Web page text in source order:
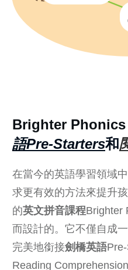
Brighter Phonics
語Pre-Starters和
在當今的英語學習領域
求更有效的方法來提升
的英文拼音課程Brighter
而設計的。它不僅自成
完美地銜接劍橋英語
Reading